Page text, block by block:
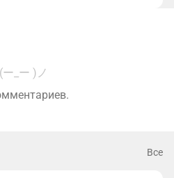
ー_ー )ノ
Все